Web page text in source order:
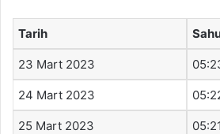
Tarih
23 Mart 2023
24 Mart 2023
25 Mart 2023 05:21